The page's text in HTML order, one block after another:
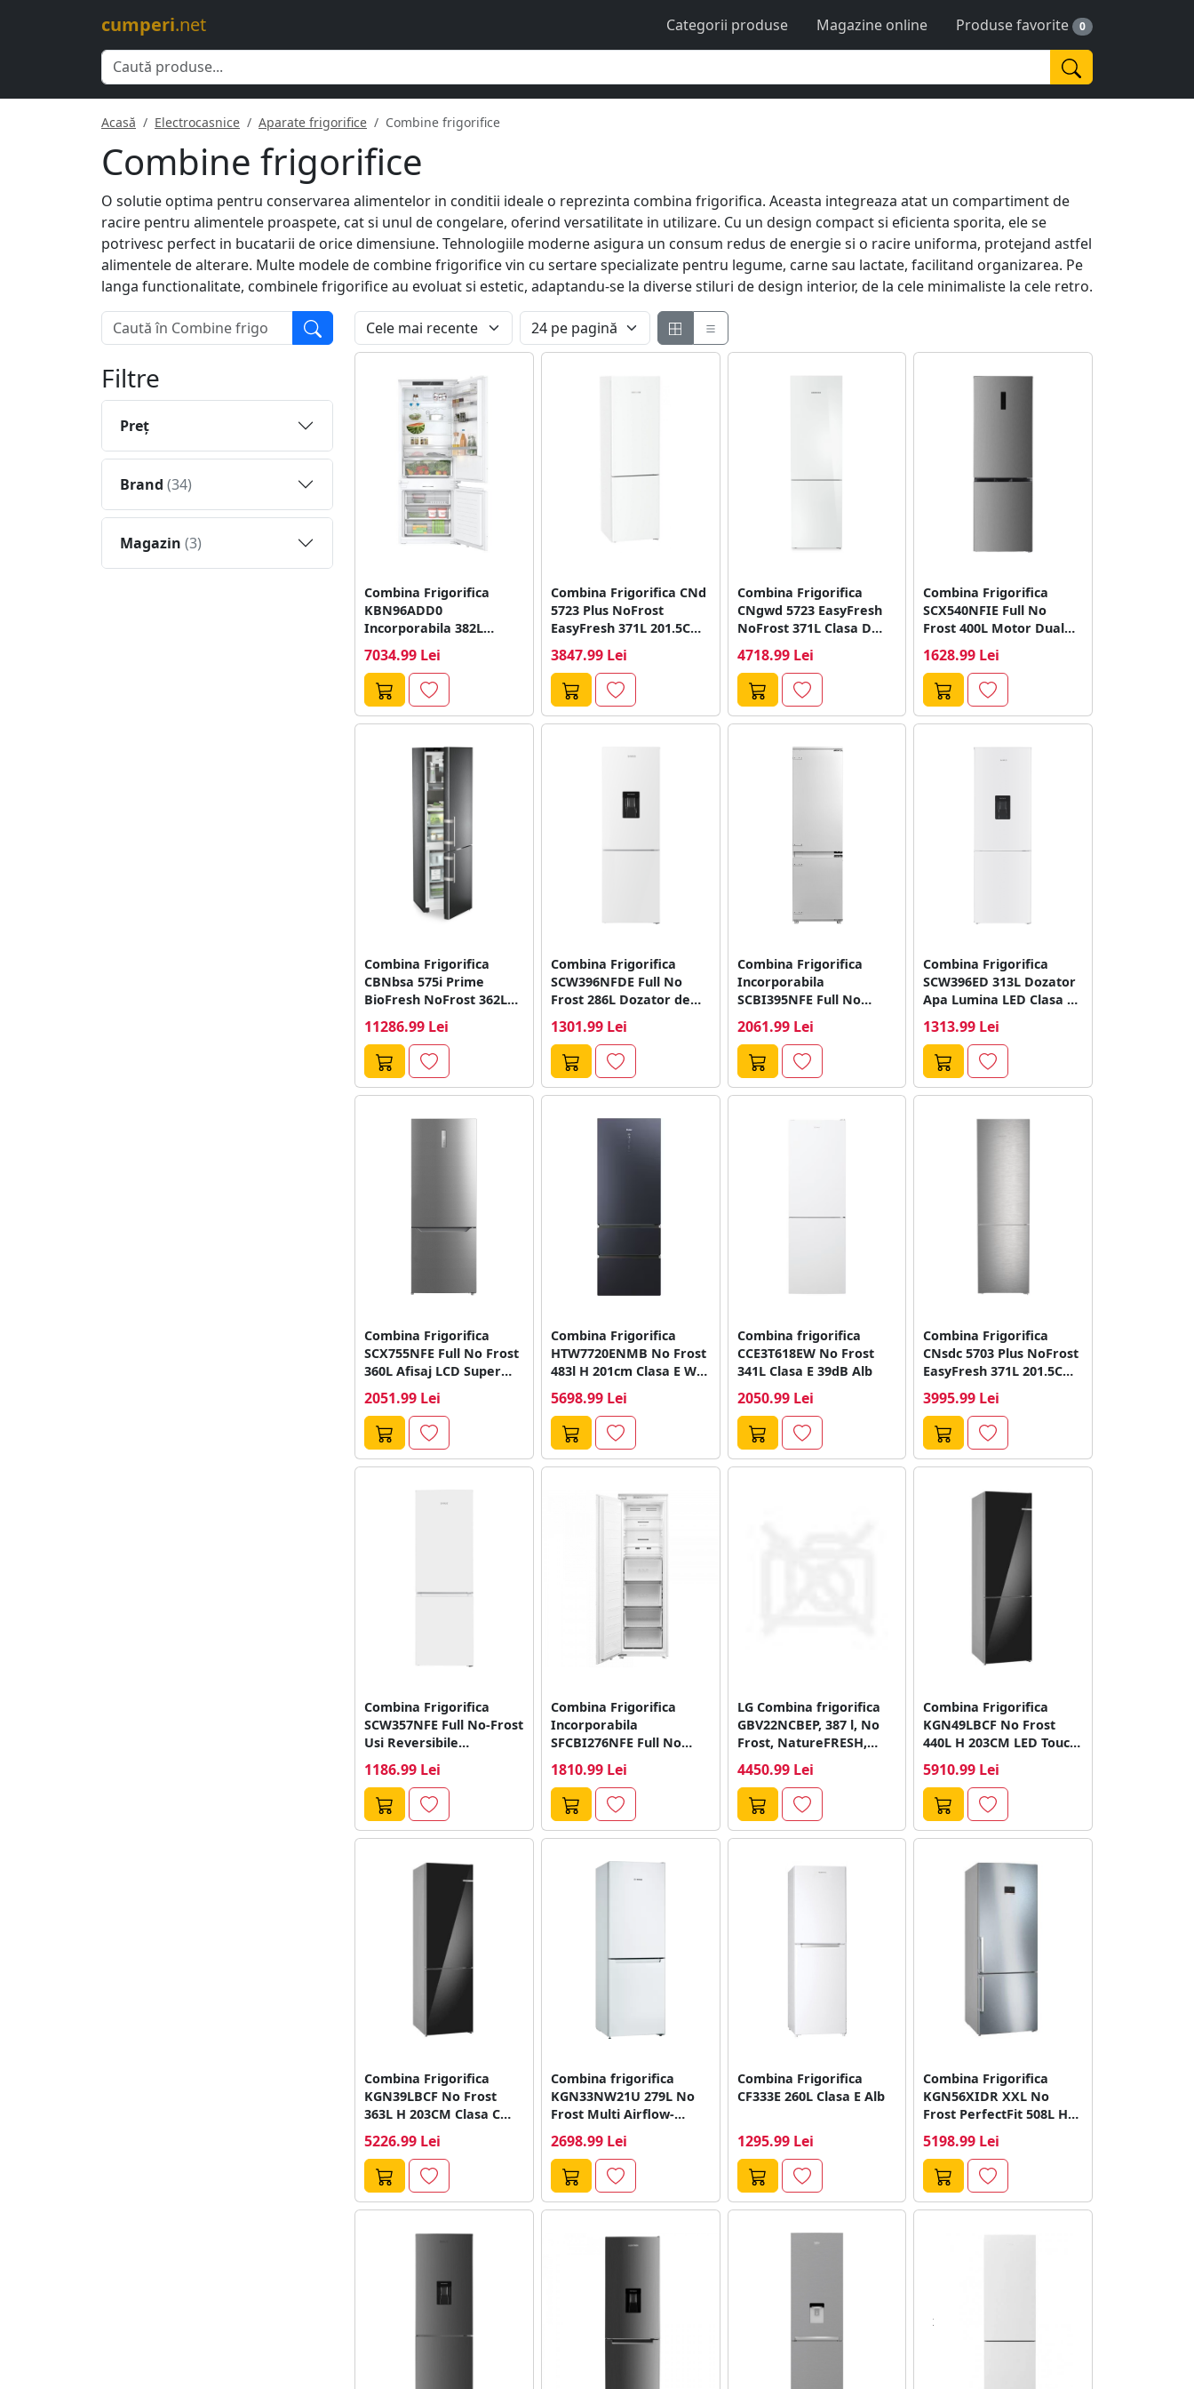
cumperi.net Categorii produse Magazine online Produse favorite 0
Acasă Electrocasnice Aparate frigorifice Combine frigorifice
Combine frigorifice
O solutie optima pentru conservarea alimentelor in conditii ideale o reprezinta combina frigorifica. Aceasta integreaza atat un compartiment de
racire pentru alimentele proaspete, cat si unul de congelare, oferind versatilitate in utilizare. Cu un design compact si eficienta sporita, ele se
potrivesc perfect in bucatarii de orice dimensiune. Tehnologiile moderne asigura un consum redus de energie si o racire uniforma, protejand astfel
alimentele de alterare. Multe modele de combine frigorifice vin cu sertare specializate pentru legume, carne sau lactate, facilitand organizarea. Pe
langa functionalitate, combinele frigorifice au evoluat si estetic, adaptandu-se la diverse stiluri de design interior, de la cele minimaliste la cele retro.
Filtre
Preţ
Brand (34)
Magazin (3)
Combina Frigorifica
KBN96ADD0
Incorporabila 382L
D H193Cm
7034.99 Lei
Combina Frigorifica CNd
5723 Plus NoFrost
EasyFresh 371L 201.5Cm
3847.99 Lei
Combina Frigorifica
CNgwd 5723 EasyFresh
NoFrost 371L Clasa D
4718.99 Lei
Combina Frigorifica
SCX540NFIE Full No
Frost 400L Motor Dual
Interioara...
1628.99 Lei
Combina Frigorifica
CBNbsa 575i Prime
BioFresh NoFrost 362L
11286.99 Lei
Combina Frigorifica
SCW396NFDE Full No
Frost 286L Dozator de
1301.99 Lei
Combina Frigorifica
Incorporabila
SCBI395NFE Full No
Lumina LED...
2061.99 Lei
Combina Frigorifica
SCW396ED 313L Dozator
Apa Lumina LED Clasa E
1313.99 Lei
Combina Frigorifica
SCX755NFE Full No Frost
360L Afisaj LCD Super
2051.99 Lei
Combina Frigorifica
HTW7720ENMB No Frost
483l H 201cm Clasa E Wi-
5698.99 Lei
Combina frigorifica
CCE3T618EW No Frost
341L Clasa E 39dB Alb
2050.99 Lei
Combina Frigorifica
CNsdc 5703 Plus NoFrost
EasyFresh 371L 201.5Cm
3995.99 Lei
Combina Frigorifica
SCW357NFE Full No-Frost
Usi Reversibile
1186.99 Lei
Combina Frigorifica
Incorporabila
SFCBI276NFE Full No
Reversibila Iluminare...
1810.99 Lei
LG Combina frigorifica
GBV22NCBEP, 387 l, No
Frost, NatureFRESH,
LinearCooling, Clasa...
4450.99 Lei
Combina Frigorifica
KGN49LBCF No Frost
440L H 203CM LED Touch
5910.99 Lei
Combina Frigorifica
KGN39LBCF No Frost
363L H 203CM Clasa C
5226.99 Lei
Combina frigorifica
KGN33NW21U 279L No
Frost Multi Airflow-
2698.99 Lei
Combina Frigorifica
CF333E 260L Clasa E Alb
1295.99 Lei
Combina Frigorifica
KGN56XIDR XXL No
Frost PerfectFit 508L H
5198.99 Lei